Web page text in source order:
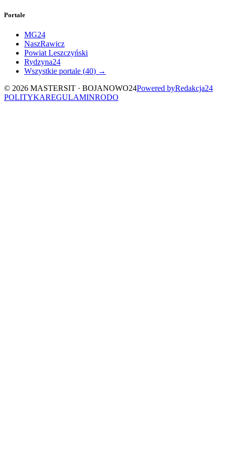
Portale
MG24
NaszRawicz
Powiat Leszczyński
Rydzyna24
Wszystkie portale (40) →
© 2026 MASTERSIT · BOJANOWO24Powered byRedakcja24
POLITYKAREGULAMINRODO